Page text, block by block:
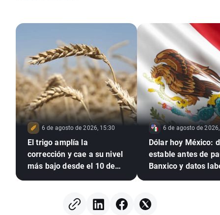
6 de agosto de 2026, 15:30
El trigo amplía la
corrección y cae a su nivel
más bajo desde el 10 de
6 de agosto de
Dólar hoy México:
estable antes de
Banxico y datos